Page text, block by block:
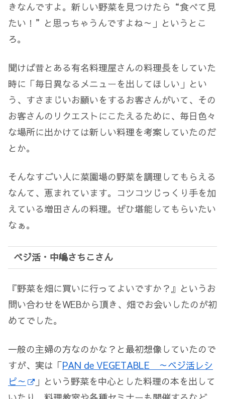
きなんですよ。新しい野菜を見つけたら“食べて見
たい！”と思っちゃうんですよね～」というとこ
ろ。
聞けば昔とある有名料理屋さんの料理長をしていた
時に「毎日異なるメニューを出してほしい」とい
う、すさまじいお願いをするお客さんがいて、その
お客さんのリクエストにこたえるために、毎日色々
な場所に出かけては新しい料理を考案していたのだ
とか。
そんなすごい人に菜園場の野菜を調理してもらえる
なんて、恵まれています。コツコツじっくり手を加
えている増田さんの料理。ぜひ堪能してもらいたい
なぁ。
ベジ活・中嶋さちこさん
『野菜を畑に買いに行ってよいですか？』というお
問い合わせをWEBから頂き、畑でお会いしたのが初
めてでした。
一般の主婦の方なのかな？と最初想像していたので
すが、実は「PAN de VEGETABLE ～ベジ活レシ
ピ～
」という野菜を中心とした料理の本を出して